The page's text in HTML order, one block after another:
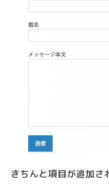
きちんと項目が追加さ